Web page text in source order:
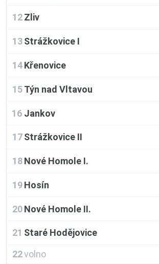
12 Zliv
13 Strážkovice I
14 Křenovice
15 Týn nad Vltavou
16 Jankov
17 Strážkovice II
18 Nové Homole I.
19 Hosín
20 Nové Homole II.
21 Staré Hodějovice
22volno